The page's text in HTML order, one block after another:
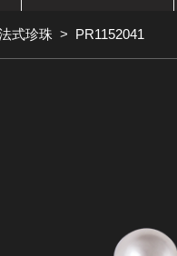
式珍珠 > PR1152041